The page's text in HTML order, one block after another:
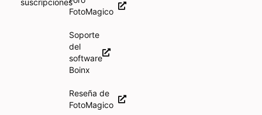
FotoMagico
Soporte
del
software
Boinx
Reseña de
FotoMagico